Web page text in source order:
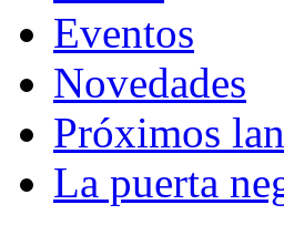
Eventos
Novedades
Próximos
La puerta